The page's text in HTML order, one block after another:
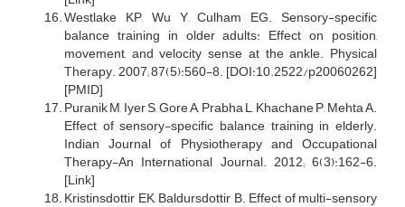
Westlake KP, Wu Y, Culham EG. Sensory-specific
balance training in older adults: Effect on position,
movement, and velocity sense at the ankle. Physical
Therapy. 2007; 87(5):560-8. [DOI:10.2522/p20060262]
[PMID]
Puranik M, Iyer S, Gore A, Prabha L, Khachane P, Mehta A.
Effect of sensory-specific balance training in elderly.
Indian Journal of Physiotherapy and Occupational
Therapy-An International Journal. 2012; 6(3):162-6.
[Link]
Kristinsdottir EK, Baldursdottir B. Effect of multi-sensory